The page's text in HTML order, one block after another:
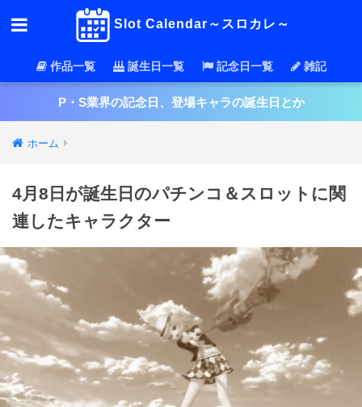
Slot Calendar～スロカレ～
作品一覧 誕生日一覧 記念日一覧 雑記
P・S業界の記念日、登場キャラの誕生日とか
ホーム
4月8日が誕生日のパチンコ＆スロットに関
連したキャラクター